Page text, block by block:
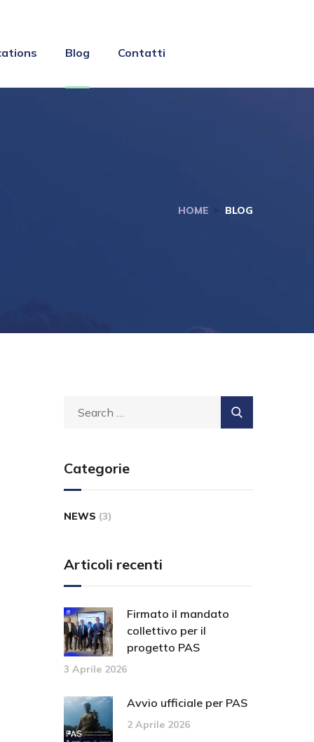
Blog Contatti
HOME BLOG
Categorie
NEWS (3)
Articoli recenti
Firmato il mandato
collettivo per il
progetto PAS
3 Aprile 2026
Avvio ufficiale per PAS
2 Aprile 2026